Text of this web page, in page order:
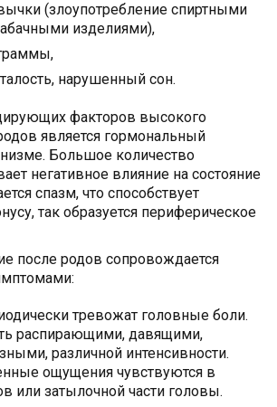
(злоупотребление спиртными
изделиями),
нарушенный сон.
факторов высокого
является гормональный
Большое количество
негативное влияние на состояние
спазм, что способствует
так образуется периферическое
после родов сопровождается
тревожат головные боли.
распирающими, давящими,
различной интенсивности.
ощущения чувствуются в
или затылочной части головы.